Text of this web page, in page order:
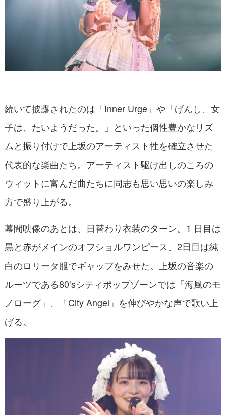
続いて披露されたのは「Inner Urge」や「げんし、女
子は、たいようだった。」といった個性豊かなリズ
ムと振り付けで上坂のアーティスト性を確立させた
代表的な楽曲たち。アーティスト駆け出しのころの
ウィットに富んだ曲たちに同志も思い思いの楽しみ
方で盛り上がる。
幕間映像のあとは、日替わり衣装のターン。1 日目は
黒と赤がメインのオフショルワンピース、2日目は純
白のロリータ服でギャップをみせた。上坂の音楽の
ルーツである80‘sシティポップゾーンでは「海風のモ
ノローグ」、「City Angel」を伸びやかな声で歌い上
げる。